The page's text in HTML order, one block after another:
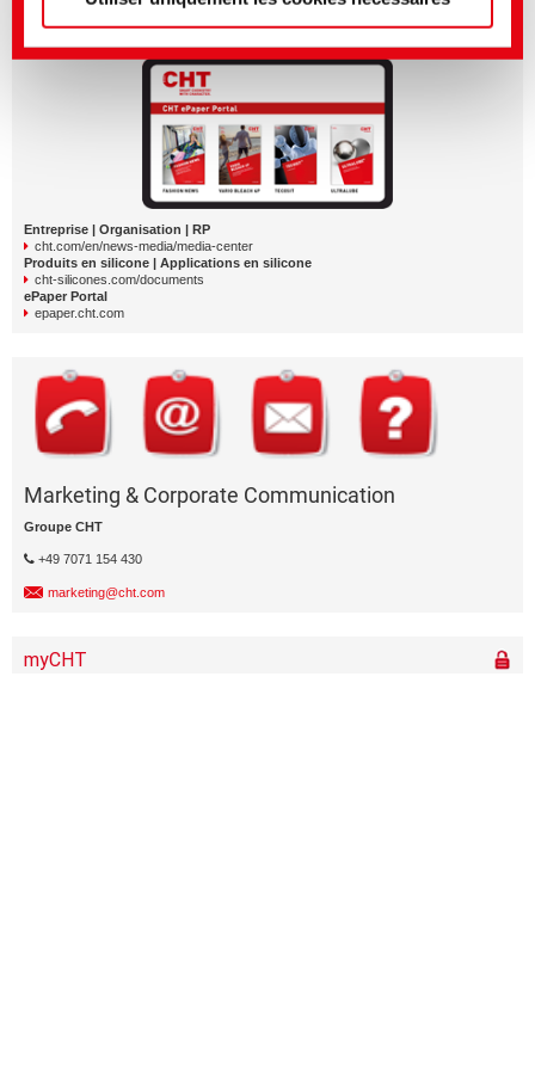
Autres médias et documents de CHT
Entreprise | Organisation | RP
cht.com/en/news-media/media-center
Produits en silicone | Applications en silicone
cht-silicones.com/documents
ePaper Portal
epaper.cht.com
Marketing & Corporate Communication
Groupe CHT
+49 7071 154 430
marketing@cht.com